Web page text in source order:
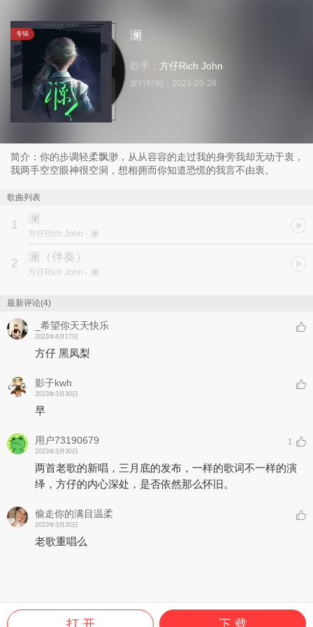
专辑 澜
歌手： 方仔Rich John
发行时间： 2023-03-28
简介：你的步调轻柔飘渺，从从容容的走过我的身旁我却无动于衷，
我两手空空眼神很空洞，想相拥而你知道恐慌的我言不由衷。
歌曲列表
1 澜
方仔Rich John - 澜
2 澜（伴奏）
方仔Rich John - 澜
最新评论(4)
_希望你天天快乐
2023年4月17日
方仔 黑凤梨
影子kwh
2023年3月30日
早
用户73190679
2023年3月30日
1
两首老歌的新唱，三月底的发布，一样的歌词不一样的演
绎，方仔的内心深处，是否依然那么怀旧。
偷走你的满目温柔
2023年3月30日
老歌重唱么
打 开 下 载